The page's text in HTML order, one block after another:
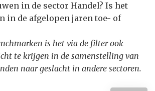
in de sector Handel? Is het
in de afgelopen jaren toe- of
is het via de filter ook
te krijgen in de samenstelling van
naar geslacht in andere sectoren.